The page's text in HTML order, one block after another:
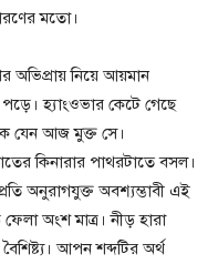
মতো।
অভিপ্রায় নিয়ে আয়মান
হ্যাংওভার কেটে গেছে
যেন আজ মুক্ত সে।
কিনারার পাথরটাতে বসল।
অনুরাগযুক্ত অবশ্যম্ভাবী এই
অংশ মাত্র। নীড় হারা
আপন শব্দটির অর্থ